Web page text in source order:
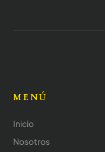
MENÚ
Inicio
Nosotros